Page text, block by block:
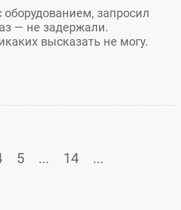
запросил
— не задержали.
высказать не могу.
5 ... 14 ...